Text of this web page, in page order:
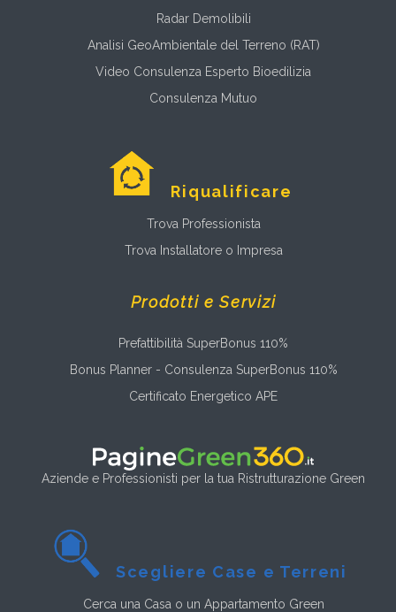
Radar Demolibili
Analisi GeoAmbientale del Terreno (RAT)
Video Consulenza Esperto Bioedilizia
Consulenza Mutuo
Riqualificare
Trova Professionista
Trova Installatore o Impresa
Prodotti e Servizi
Prefattibilità SuperBonus 110%
Bonus Planner - Consulenza SuperBonus 110%
Certificato Energetico APE
Aziende e Professionisti per la tua Ristrutturazione Green
Scegliere Case e Terreni
Cerca una Casa o un Appartamento Green